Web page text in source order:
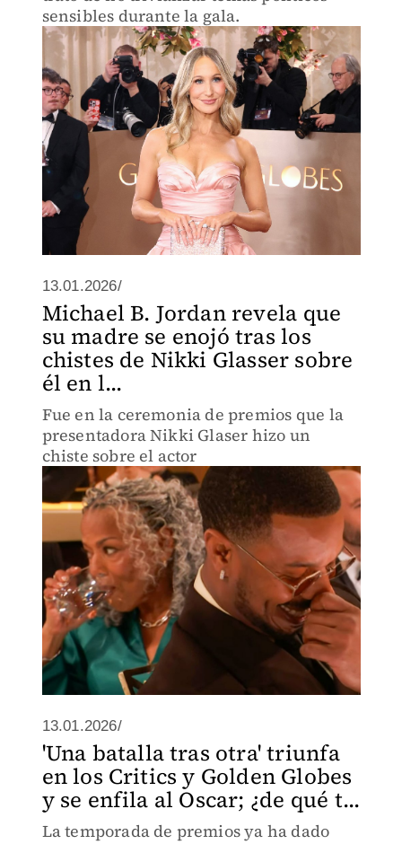
sensibles durante la gala.
13.01.2026/
Michael B. Jordan revela que
su madre se enojó tras los
chistes de Nikki Glasser sobre
él en l...
Fue en la ceremonia de premios que la
presentadora Nikki Glaser hizo un
chiste sobre el actor
13.01.2026/
'Una batalla tras otra' triunfa
en los Critics y Golden Globes
y se enfila al Oscar; ¿de qué t...
La temporada de premios ya ha dado